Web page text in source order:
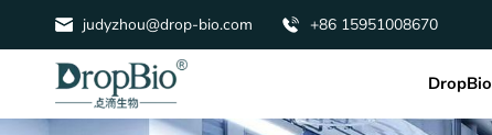
judyzhou@drop-bio.com +86 15951008670
DropBio